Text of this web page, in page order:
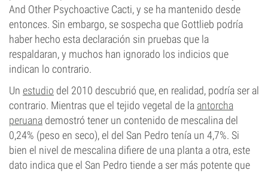
And Other Psychoactive Cacti, y se ha mantenido desde
entonces. Sin embargo, se sospecha que Gottlieb podría
haber hecho esta declaración sin pruebas que la
respaldaran, y muchos han ignorado los indicios que
indican lo contrario.
Un estudio del 2010 descubrió que, en realidad, podría ser al
contrario. Mientras que el tejido vegetal de la antorcha
peruana demostró tener un contenido de mescalina del
0,24% (peso en seco), el del San Pedro tenía un 4,7%. Si
bien el nivel de mescalina difiere de una planta a otra, este
dato indica que el San Pedro tiende a ser más potente que